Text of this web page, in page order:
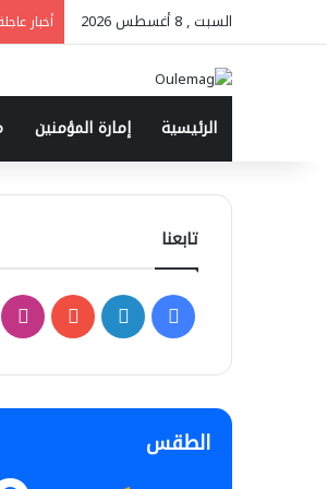
السبت , 8 أغسطس 2026 أخبار
الرئيسية إمارة المؤمنين
تابعنا
ف
س
ب
ن
o
س
الطقس